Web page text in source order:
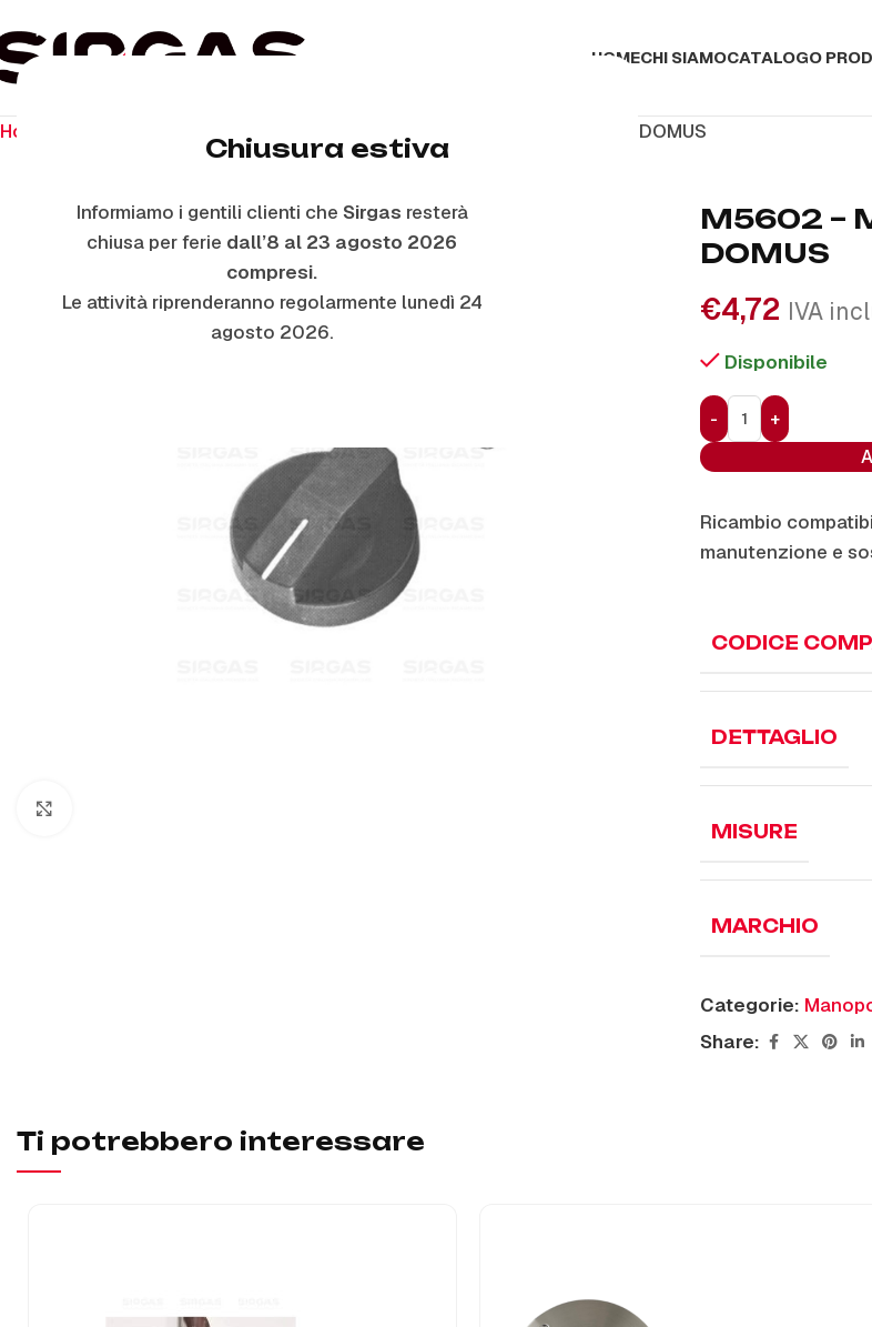
Chiusura estiva
Informiamo i gentili clienti che Sirgas resterà
chiusa per ferie dall’8 al 23 agosto 2026
compresi.
Le attività riprenderanno regolarmente lunedì 24
agosto 2026.
HOMECHI SIAMOCATALOGO
Home M5602 – MANOPOLA STYL DOMUS
M5602 –
DOMUS
€4,72 IVA
Disponibile
Ricambio
manutenzione e
CODICE
DETTAGLIO
MISURE
MARCHIO
Categorie:
Share:
Ti potrebbero interessare